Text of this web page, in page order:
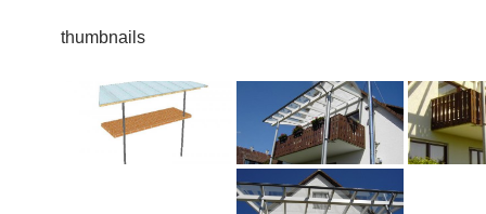
thumbnails